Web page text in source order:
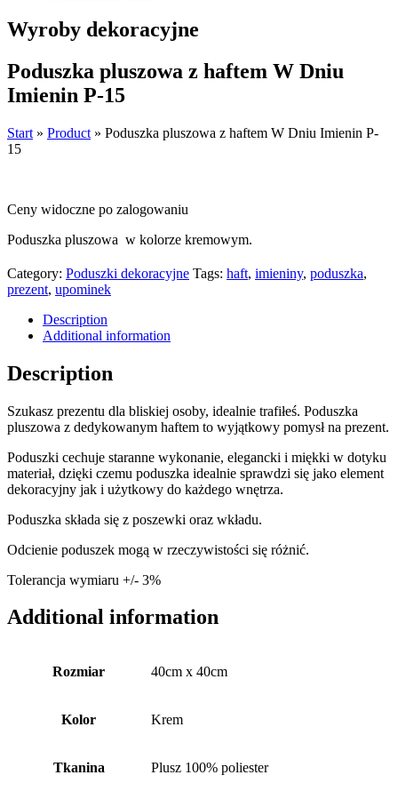
Wyroby dekoracyjne
Poduszka pluszowa z haftem W Dniu
Imienin P-15
Start » Product » Poduszka pluszowa z haftem W Dniu Imienin P-
15
Ceny widoczne po zalogowaniu
Poduszka pluszowa w kolorze kremowym.
Category: Poduszki dekoracyjne Tags: haft, imieniny, poduszka,
prezent, upominek
Description
Additional information
Description
Szukasz prezentu dla bliskiej osoby, idealnie trafiłeś. Poduszka
pluszowa z dedykowanym haftem to wyjątkowy pomysł na prezent.
Poduszki cechuje staranne wykonanie, elegancki i miękki w dotyku
materiał, dzięki czemu poduszka idealnie sprawdzi się jako element
dekoracyjny jak i użytkowy do każdego wnętrza.
Poduszka składa się z poszewki oraz wkładu.
Odcienie poduszek mogą w rzeczywistości się różnić.
Tolerancja wymiaru +/- 3%
Additional information
Rozmiar 40cm x 40cm
Kolor Krem
Tkanina Plusz 100% poliester